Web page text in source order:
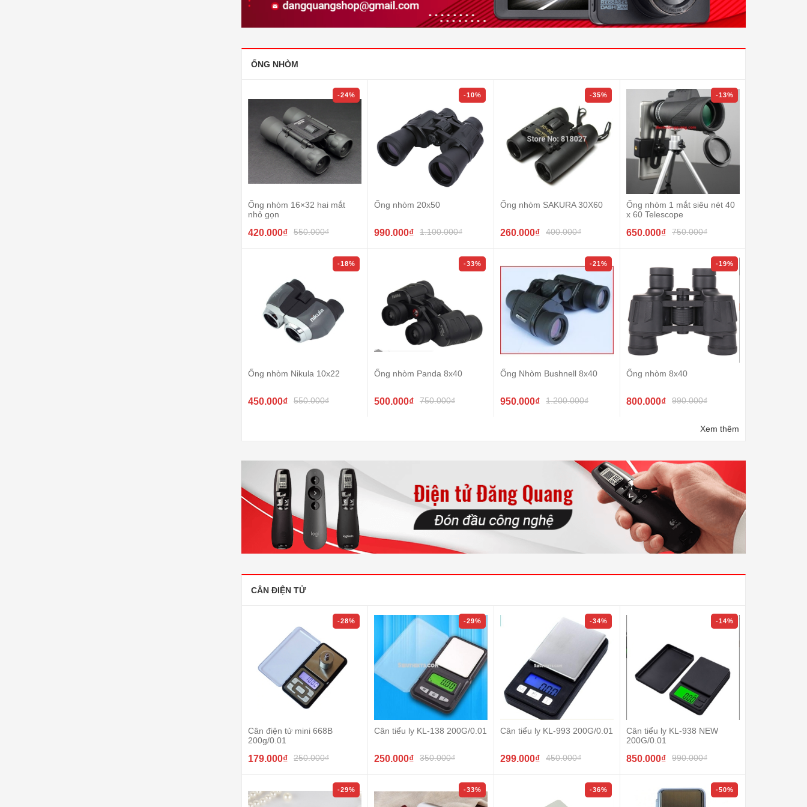
ỐNG NHÒM
-24%
Ống nhòm 16×32 hai mắt
nhỏ gọn
420.000₫ 550.000₫
-18%
Ống nhòm Nikula 10x22
450.000₫ 550.000₫
-10%
Ống nhòm 20x50
990.000₫ 1.100.000₫
-33%
Ống nhòm Panda 8x40
500.000₫ 750.000₫
-35%
Ống nhòm SAKURA 30X60
260.000₫ 400.000₫
-21%
Ống Nhòm Bushnell 8x40
950.000₫ 1.200.000₫
-13%
Ống nhòm 1 mắt siêu nét 40
x 60 Telescope
650.000₫ 750.000₫
-19%
Ống nhòm 8x40
800.000₫ 990.000₫
Xem thêm
CÂN ĐIỆN TỬ
-28%
Cân điện tử mini 668B
200g/0.01
179.000₫ 250.000₫
-29%
-29%
Cân tiểu ly KL-138 200G/0.01
250.000₫ 350.000₫
-33%
-34%
Cân tiểu ly KL-993 200G/0.01
299.000₫ 450.000₫
-36%
-14%
Cân tiểu ly KL-938 NEW
200G/0.01
850.000₫ 990.000₫
-50%